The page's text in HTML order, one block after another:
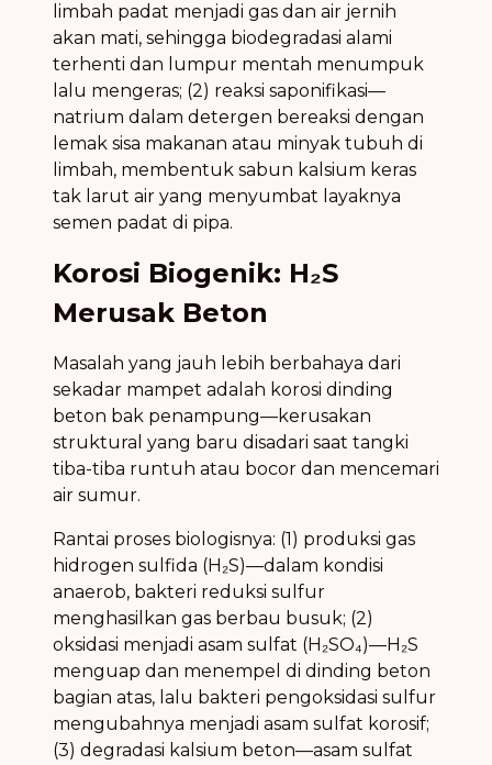
limbah padat menjadi gas dan air jernih
akan mati, sehingga biodegradasi alami
terhenti dan lumpur mentah menumpuk
lalu mengeras; (2) reaksi saponifikasi—
natrium dalam detergen bereaksi dengan
lemak sisa makanan atau minyak tubuh di
limbah, membentuk sabun kalsium keras
tak larut air yang menyumbat layaknya
semen padat di pipa.
Korosi Biogenik: H₂S
Merusak Beton
Masalah yang jauh lebih berbahaya dari
sekadar mampet adalah korosi dinding
beton bak penampung—kerusakan
struktural yang baru disadari saat tangki
tiba-tiba runtuh atau bocor dan mencemari
air sumur.
Rantai proses biologisnya: (1) produksi gas
hidrogen sulfida (H₂S)—dalam kondisi
anaerob, bakteri reduksi sulfur
menghasilkan gas berbau busuk; (2)
oksidasi menjadi asam sulfat (H₂SO₄)—H₂S
menguap dan menempel di dinding beton
bagian atas, lalu bakteri pengoksidasi sulfur
mengubahnya menjadi asam sulfat korosif;
(3) degradasi kalsium beton—asam sulfat